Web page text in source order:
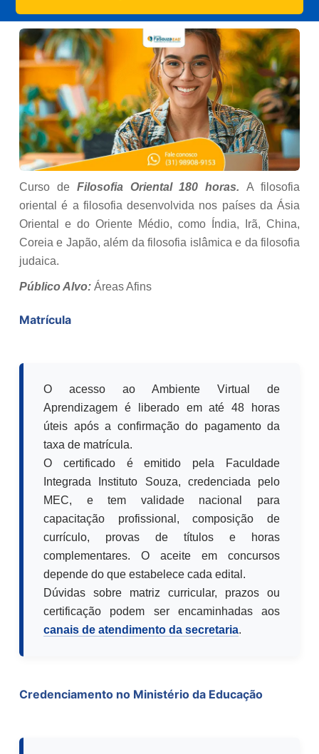
Curso de Filosofia Oriental 180 horas. A filosofia
oriental é a filosofia desenvolvida nos países da Ásia
Oriental e do Oriente Médio, como Índia, Irã, China,
Coreia e Japão, além da filosofia islâmica e da filosofia
judaica.
Público Alvo: Áreas Afins
Matrícula
O acesso ao Ambiente Virtual de
Aprendizagem é liberado em até 48 horas
úteis após a confirmação do pagamento da
taxa de matrícula.
O certificado é emitido pela Faculdade
Integrada Instituto Souza, credenciada pelo
MEC, e tem validade nacional para
capacitação profissional, composição de
currículo, provas de títulos e horas
complementares. O aceite em concursos
depende do que estabelece cada edital.
Dúvidas sobre matriz curricular, prazos ou
certificação podem ser encaminhadas aos
canais de atendimento da secretaria.
Credenciamento no Ministério da Educação